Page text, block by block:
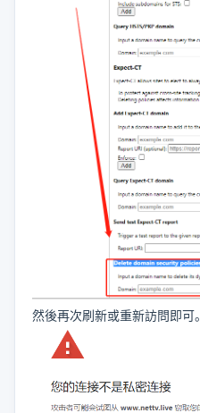
然後再次刷新或重新訪問即可。